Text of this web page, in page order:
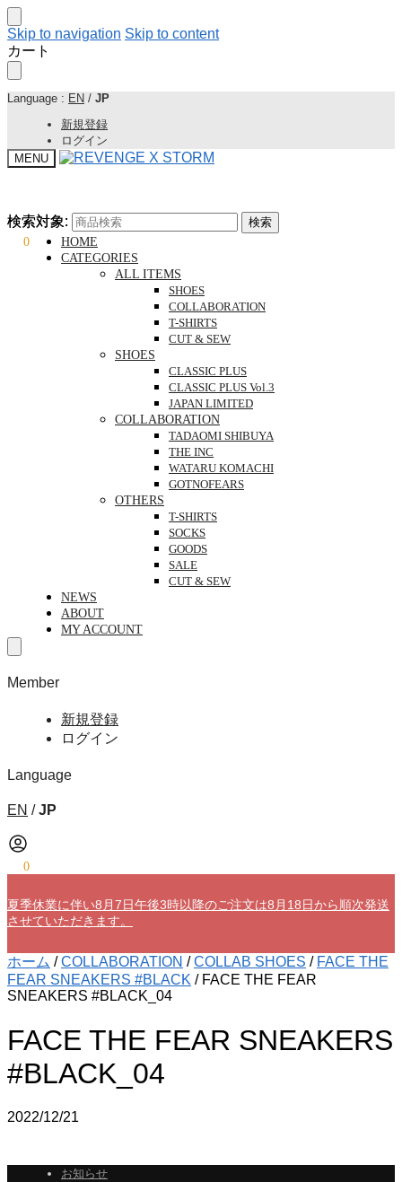
Skip to navigation Skip to content
カート
Language : EN / JP
新規登録
ログイン
MENU
検索対象:
検索
0
検索対象:
検索
HOME
CATEGORIES
ALL ITEMS
SHOES
COLLABORATION
T-SHIRTS
CUT & SEW
SHOES
CLASSIC PLUS
CLASSIC PLUS Vol.3
JAPAN LIMITED
COLLABORATION
TADAOMI SHIBUYA
THE INC
WATARU KOMACHI
GOTNOFEARS
OTHERS
T-SHIRTS
SOCKS
GOODS
SALE
CUT & SEW
NEWS
ABOUT
MY ACCOUNT
Member
新規登録
ログイン
Language
EN /JP
0
夏季休業に伴い8月7日午後3時以降のご注文は8月18日から順次発送
させていただきます。
ホーム /COLLABORATION /COLLAB SHOES / FACE THE
FEAR SNEAKERS #BLACK / FACE THE FEAR
SNEAKERS #BLACK_04
FACE THE FEAR SNEAKERS
#BLACK_04
2022/12/21
お知らせ